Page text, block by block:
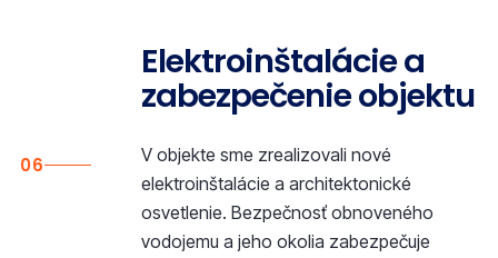
06
Elektroinštalácie a
zabezpečenie objektu
V objekte sme zrealizovali nové
elektroinštalácie a architektonické
osvetlenie. Bezpečnosť obnoveného
vodojemu a jeho okolia zabezpečuje